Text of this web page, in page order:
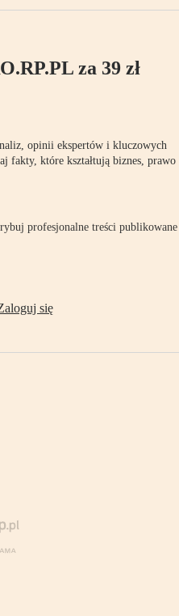
za 39 zł
opinii ekspertów i kluczowych
fakty, które kształtują biznes, prawo
profesjonalne treści publikowane
się